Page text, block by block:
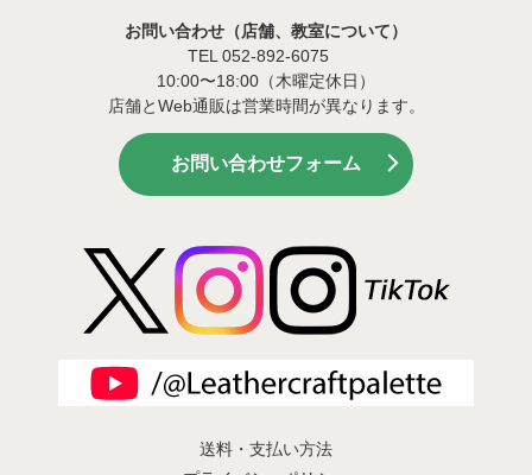
お問い合わせ（店舗、教室について）
TEL 052-892-6075
10:00〜18:00（木曜定休日）
店舗とWeb通販は営業時間が異なります。
お問い合わせフォーム
送料・支払い方法